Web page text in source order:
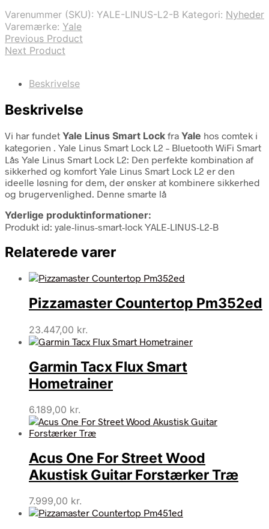
Varenummer (SKU): YALE-LINUS-L2-B Kategori: Nyheder
Varemærke: Yale
Previous Product
Next Product
Beskrivelse
Beskrivelse
Vi har fundet Yale Linus Smart Lock fra Yale hos comtek i
kategorien . Yale Linus Smart Lock L2 – Bluetooth WiFi Smart
Lås Yale Linus Smart Lock L2: Den perfekte kombination af
sikkerhed og komfort Yale Linus Smart Lock L2 er den
ideelle løsning for dem, der ønsker at kombinere sikkerhed
og brugervenlighed. Denne smarte lå
Yderlige produktinformationer:
Produkt id: yale-linus-smart-lock YALE-LINUS-L2-B
Relaterede varer
Pizzamaster Countertop Pm352ed
23.447,00 kr.
Garmin Tacx Flux Smart
Hometrainer
6.189,00 kr.
Acus One For Street Wood
Akustisk Guitar Forstærker Træ
7.999,00 kr.